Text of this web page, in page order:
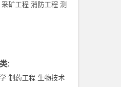
采矿工程 消防工程 测
:
制药工程 生物技术